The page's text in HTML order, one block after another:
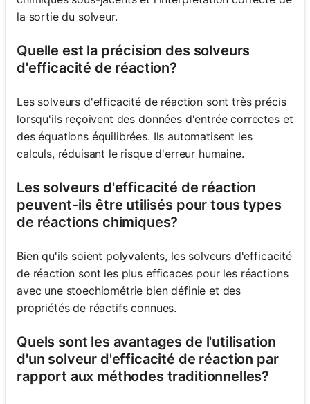
la sortie du solveur.
Quelle est la précision des solveurs
d'efficacité de réaction?
Les solveurs d'efficacité de réaction sont très précis
lorsqu'ils reçoivent des données d'entrée correctes et
des équations équilibrées. Ils automatisent les
calculs, réduisant le risque d'erreur humaine.
Les solveurs d'efficacité de réaction
peuvent-ils être utilisés pour tous types
de réactions chimiques?
Bien qu'ils soient polyvalents, les solveurs d'efficacité
de réaction sont les plus efficaces pour les réactions
avec une stoechiométrie bien définie et des
propriétés de réactifs connues.
Quels sont les avantages de l'utilisation
d'un solveur d'efficacité de réaction par
rapport aux méthodes traditionnelles?